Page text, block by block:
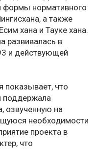
формы нормативного
а также
хана и Тауке хана.
развивалась в
и действующей
показывает, что
поддержала
озвученную на
необходимости
проекта в
что